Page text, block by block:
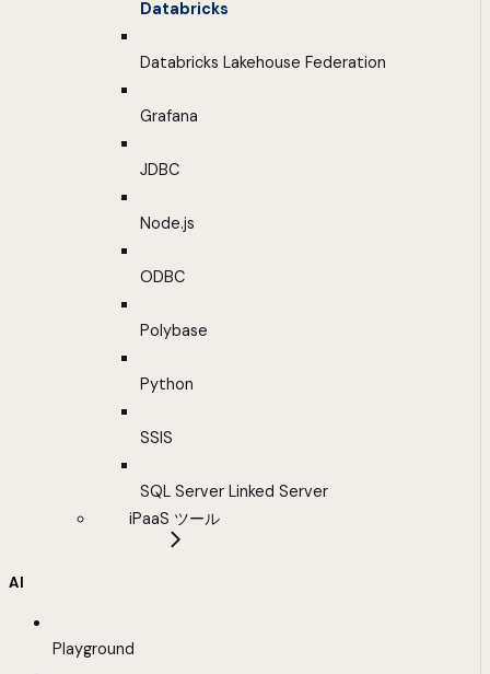
Databricks
Databricks Lakehouse Federation
Grafana
JDBC
Node.js
ODBC
Polybase
Python
SSIS
SQL Server Linked Server
iPaaS ツール
AI
Playground